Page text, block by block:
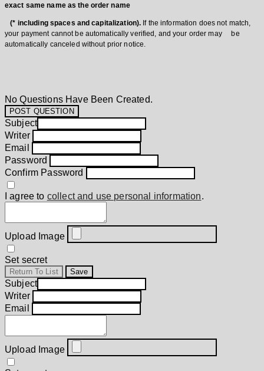
exact same name as the order name
(* including spaces and capitalization). If the information does not match,
your payment cannot be automatically verified, and your order may be
automatically canceled without prior notice.
No Questions Have Been Created.
POST QUESTION
Subject
Writer
Email
Password
Confirm Password
I agree to collect and use personal information.
Upload Image
Set secret
Return To List Save
Subject
Writer
Email
Upload Image